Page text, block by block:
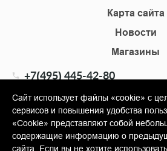
Карта сайта
Новости
Магазины
+7(495) 445-42-80
info@shopkm.ru
© Copyright 2013-2026 KERAMA
Сайт использует файлы «cookie» с
сервисов и повышения удобства
«Cookie» представляют собой
содержащие информацию о
сайта. Если вы не хотите